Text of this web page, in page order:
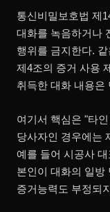
통신비밀보호법 제
대화를 녹음하거나
행위를 금지한다.
제4조의 증거 사용
취득한 대화 내용은
여기서 핵심은 "타
당사자인 경우에는
예를 들어 시공사
본인이 대화의 일방
증거능력도 부정되